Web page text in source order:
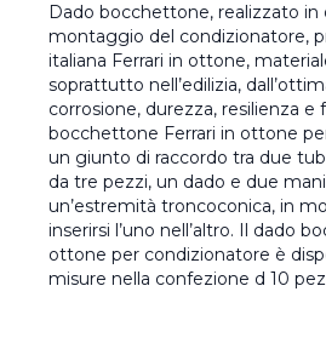
Dado bocchettone, realizzato in
montaggio del condizionatore,
italiana Ferrari in ottone,
soprattutto nell’edilizia,
corrosione, durezza, resilienza e
bocchettone Ferrari in ottone
un giunto di raccordo tra due
da tre pezzi, un dado e due
un’estremità troncoconica, in
inserirsi l’uno nell’altro. Il dado
ottone per condizionatore è
misure nella confezione d 10